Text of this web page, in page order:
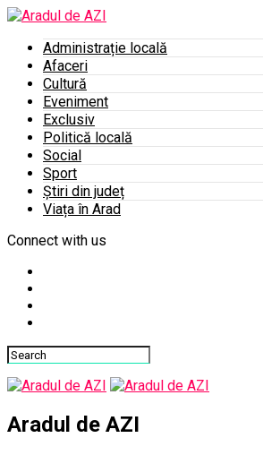
Administrație locală
Afaceri
Cultură
Eveniment
Exclusiv
Politică locală
Social
Sport
Știri din județ
Viața în Arad
Connect with us
Aradul de AZI